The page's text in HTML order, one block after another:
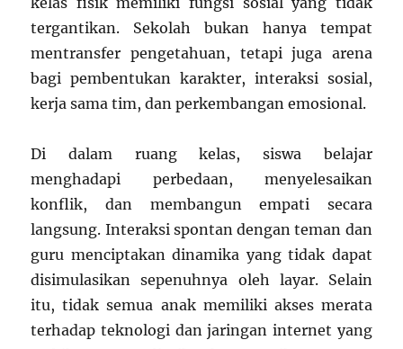
tergantikan. Sekolah bukan hanya tempat
mentransfer pengetahuan, tetapi juga arena
bagi pembentukan karakter, interaksi sosial,
kerja sama tim, dan perkembangan emosional.
Di dalam ruang kelas, siswa belajar
menghadapi perbedaan, menyelesaikan
konflik, dan membangun empati secara
langsung. Interaksi spontan dengan teman dan
guru menciptakan dinamika yang tidak dapat
disimulasikan sepenuhnya oleh layar. Selain
itu, tidak semua anak memiliki akses merata
terhadap teknologi dan jaringan internet yang